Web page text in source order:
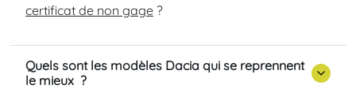
certificat de non gage ?
Quels sont les modèles Dacia qui se reprennent
le mieux ?